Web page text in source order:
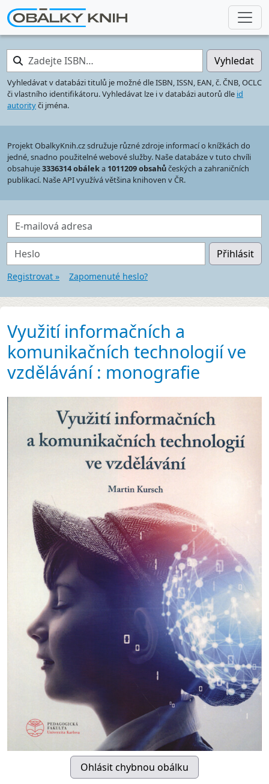
Zadejte ISBN… Vyhledat
Vyhledávat v databázi titulů je možné dle ISBN, ISSN, EAN, č. ČNB, OCLC
či vlastního identifikátoru. Vyhledávat lze i v databázi autorů dle id
autorityči jména.
Projekt ObalkyKnih.cz sdružuje různé zdroje informací o knížkách do
jedné, snadno použitelné webové služby. Naše databáze v tuto chvíli
obsahuje3336314 obáleka 1011209 obsahůčeských a zahraničních
publikací. Naše API využívá většina knihoven v ČR.
E-mailová adresa
Heslo Přihlásit
Registrovat » Zapomenuté heslo?
Využití informačních a
komunikačních technologií ve
vzdělávání : monografie